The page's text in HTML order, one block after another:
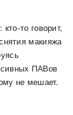
то говорит,
макияжа
ПАВов
не мешает.